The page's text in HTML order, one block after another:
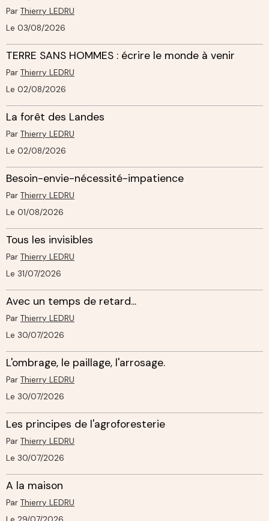
Par Thierry LEDRU
Le 03/08/2026
TERRE SANS HOMMES : écrire le monde à venir
Par Thierry LEDRU
Le 02/08/2026
La forêt des Landes
Par Thierry LEDRU
Le 02/08/2026
Besoin-envie-nécessité-impatience
Par Thierry LEDRU
Le 01/08/2026
Tous les invisibles
Par Thierry LEDRU
Le 31/07/2026
Avec un temps de retard...
Par Thierry LEDRU
Le 30/07/2026
L'ombrage, le paillage, l'arrosage.
Par Thierry LEDRU
Le 30/07/2026
Les principes de l'agroforesterie
Par Thierry LEDRU
Le 30/07/2026
A la maison
Par Thierry LEDRU